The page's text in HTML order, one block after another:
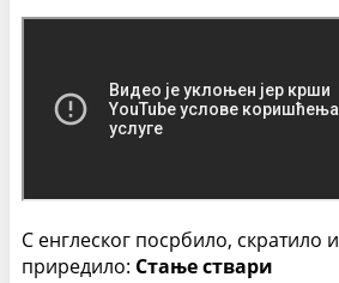
С енглеског посрбило, скратило и
приредило: Стање ствари